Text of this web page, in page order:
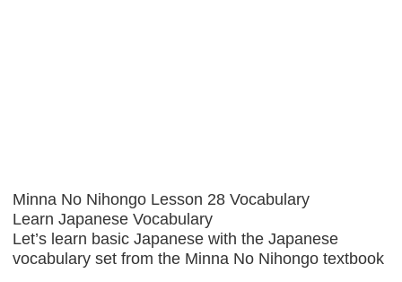
Minna No Nihongo Lesson 28 Vocabulary
Learn Japanese Vocabulary
Let’s learn basic Japanese with the Japanese
vocabulary set from the Minna No Nihongo textbook